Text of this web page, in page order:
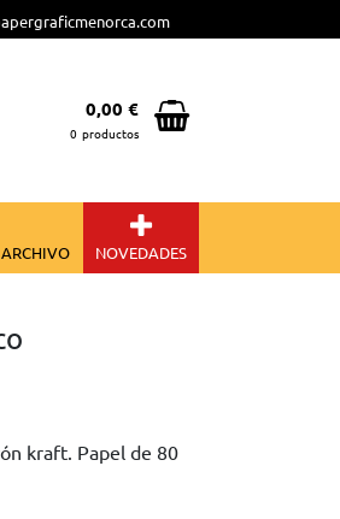
0,00 €
0 productos
NOVEDADES
kraft. Papel de 80